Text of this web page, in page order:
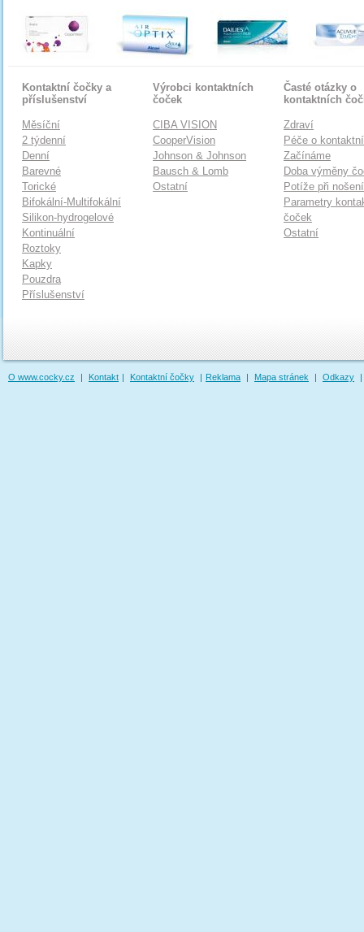
Kontaktní čočky a
příslušenství
Měsíční
2 týdenní
Denní
Barevné
Torické
Bifokální-Multifokální
Silikon-hydrogelové
Kontinuální
Roztoky
Kapky
Pouzdra
Příslušenství
Výrobci kontaktních
čoček
CIBA VISION
CooperVision
Johnson & Johnson
Bausch & Lomb
Ostatní
Časté otázky o
kontaktních
Zdraví
Péče o
Začínáme
Doba výměny
Potíže při
Parametry
čoček
Ostatní
O www.cocky.cz | Kontakt | Kontaktní čočky | Reklama | Mapa stránek | Odkazy |